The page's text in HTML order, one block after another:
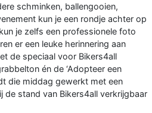
schminken, ballengooien,
kun je een rondje achter op
je zelfs een professionele foto
er een leuke herinnering aan
de speciaal voor Bikers4all
én de ‘Adopteer een
die middag gewerkt met een
de stand van Bikers4all verkrijgbaar